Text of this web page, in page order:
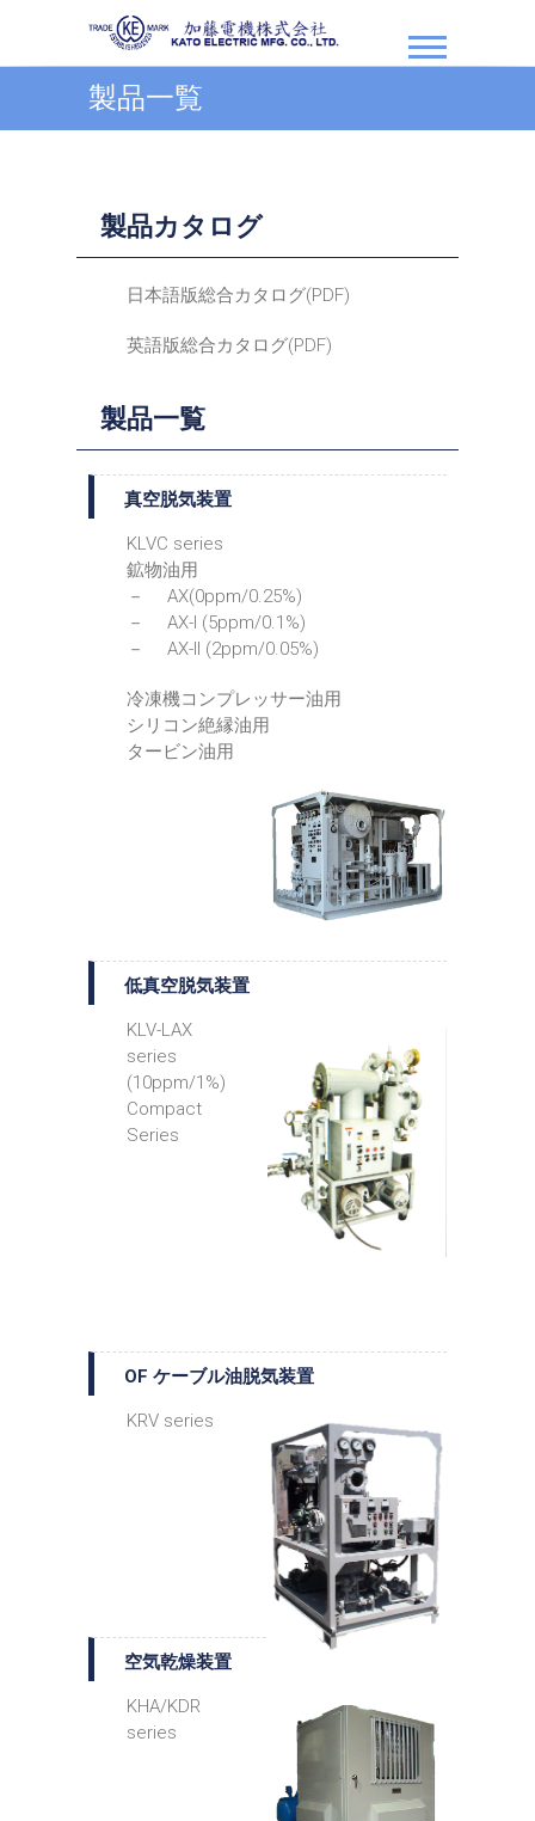
加藤電機株式会社
製品一覧
製品カタログ
日本語版総合カタログ(PDF)
英語版総合カタログ(PDF)
製品一覧
真空脱気装置
KLVC series
鉱物油用
－ AX(0ppm/0.25%)
－ AX-I (5ppm/0.1%)
－ AX-II (2ppm/0.05%)
冷凍機コンプレッサー油用
シリコン絶縁油用
タービン油用
低真空脱気装置
KLV-LAX
series
(10ppm/1%)
Compact
Series
OF ケーブル油脱気装置
KRV series
空気乾燥装置
KHA/KDR
series